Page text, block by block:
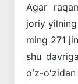
Agar
joriy
ming 271
shu
oʻz-